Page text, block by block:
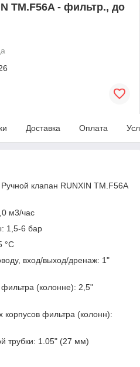
TM.F56A - фильтр., до
Доставка Оплата
клапан RUNXIN TM.F56A
м3/час
1,5-6 бар
°С
вход/выход/дренаж: 1"
(колонне): 2,5"
фильтра (колонн):
трубки: 1.05" (27 мм)